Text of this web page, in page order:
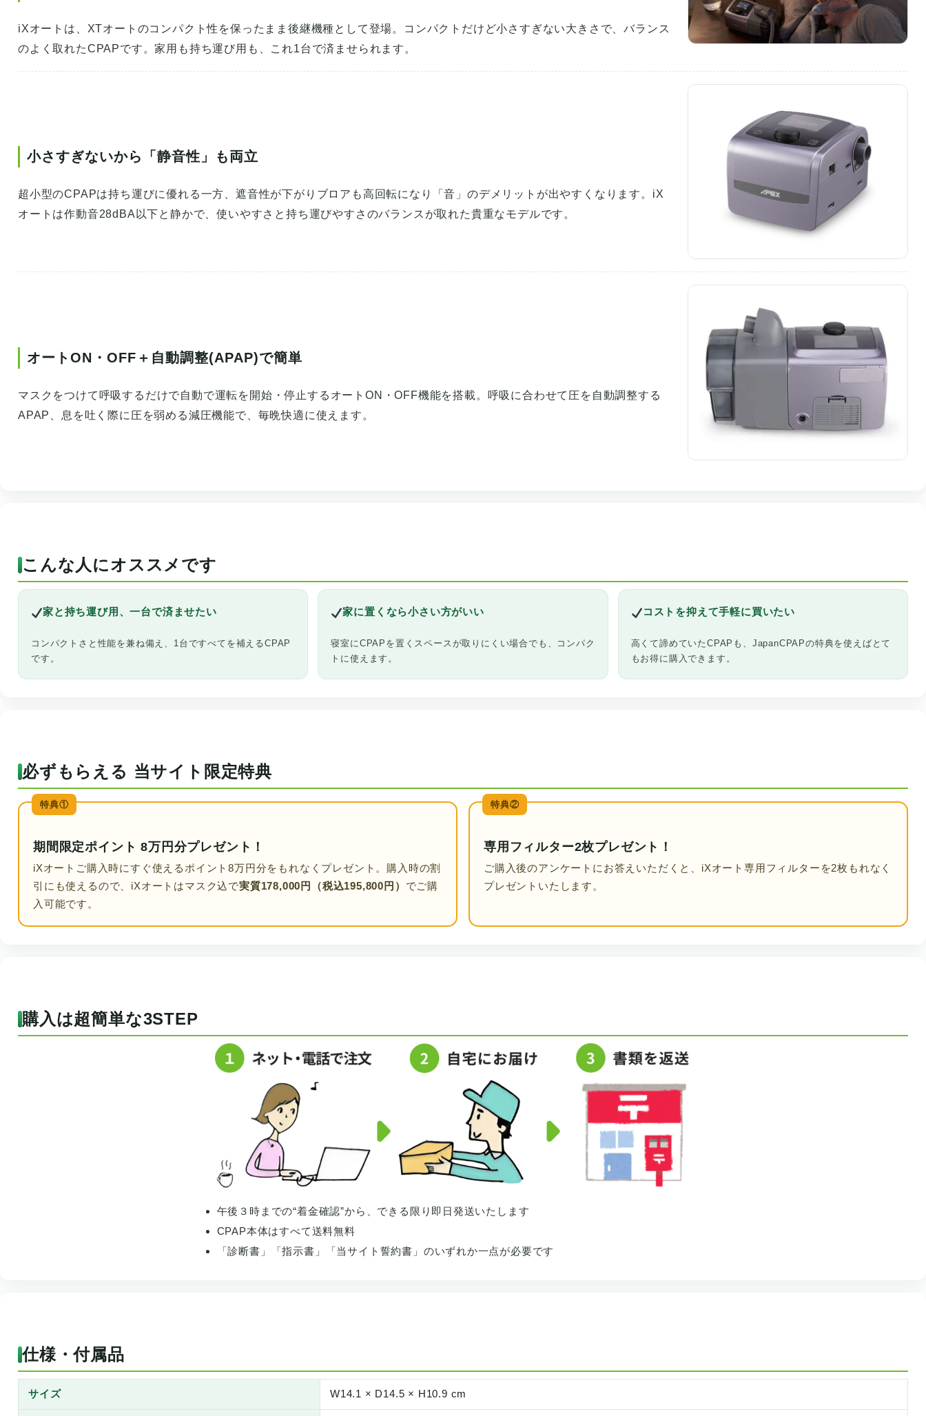
iXオートは、XTオートのコンパクト性を保ったまま後継機種として登場。コンパクトだけど小さすぎない大きさで、バランス
のよく取れたCPAPです。家用も持ち運び用も、これ1台で済ませられます。
小さすぎないから「静音性」も両立
超小型のCPAPは持ち運びに優れる一方、遮音性が下がりブロアも高回転になり「音」のデメリットが出やすくなります。iX
オートは作動音28dBA以下と静かで、使いやすさと持ち運びやすさのバランスが取れた貴重なモデルです。
オートON・OFF＋自動調整(APAP)で簡単
マスクをつけて呼吸するだけで自動で運転を開始・停止するオートON・OFF機能を搭載。呼吸に合わせて圧を自動調整する
APAP、息を吐く際に圧を弱める減圧機能で、毎晩快適に使えます。
こんな人にオススメです
家と持ち運び用、一台で済ませたい
コンパクトさと性能を兼ね備え、1台ですべてを補えるCPAP
です。
家に置くなら小さい方がいい
寝室にCPAPを置くスペースが取りにくい場合でも、コンパク
トに使えます。
コストを抑えて手軽に買いたい
高くて諦めていたCPAPも、JapanCPAPの特典を使えばとて
もお得に購入できます。
必ずもらえる 当サイト限定特典
特典①
期間限定ポイント 8万円分プレゼント！
iXオートご購入時にすぐ使えるポイント8万円分をもれなくプレゼント。購入時の割
引にも使えるので、iXオートはマスク込で実質178,000円（税込195,800円） でご購
入可能です。
特典②
専用フィルター2枚プレゼント！
ご購入後のアンケートにお答えいただくと、iXオート専用フィルターを2枚もれなく
プレゼントいたします。
購入は超簡単な3STEP
午後３時までの“着金確認”から、できる限り即日発送いたします
CPAP本体はすべて送料無料
「診断書」「指示書」「当サイト誓約書」のいずれか一点が必要です
仕様・付属品
サイズ W14.1 × D14.5 × H10.9 cm